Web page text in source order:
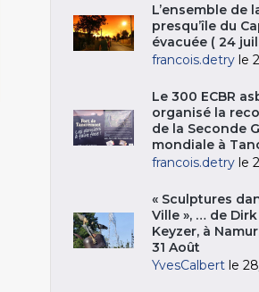
L’ensemble de
presqu’île du
évacuée ( 24
francois.detry le
Le 300 ECBR
organisé la
de la Seconde
mondiale à
francois.detry le
« Sculptures
Ville », … de
Keyzer, à
31 Août
YvesCalbert le